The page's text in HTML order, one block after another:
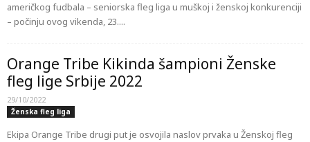
američkog fudbala – seniorska fleg liga u muškoj i ženskoj konkurenciji
– počinju ovog vikenda, 23....
Orange Tribe Kikinda šampioni Ženske
fleg lige Srbije 2022
29/10/2022
Ženska fleg liga
Ekipa Orange Tribe drugi put je osvojila naslov prvaka u Ženskoj fleg